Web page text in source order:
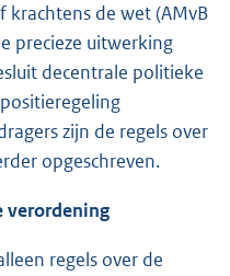
krachtens de wet (AMvB
precieze uitwerking
decentrale politieke
zijn de regels over
opgeschreven.
verordening
regels over de